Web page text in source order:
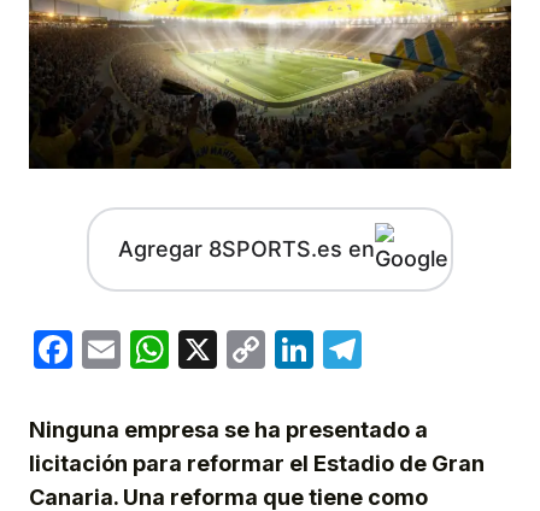
Agregar 8SPORTS.es en
Facebook
EmailWhatsApp
X
CopyLinkedIn
Ninguna empresa se ha presentado a
licitación para reformar el Estadio de Gran
Canaria. Una reforma que tiene como